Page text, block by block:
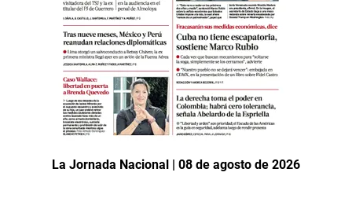
La Jornada Nacional | 08 de agosto de 2026